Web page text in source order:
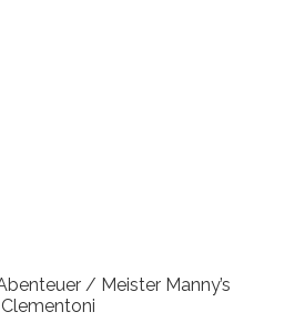
/ Meister Manny’s